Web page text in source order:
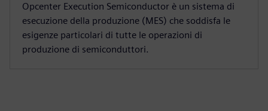
Opcenter Execution Semiconductor è un sistema di
esecuzione della produzione (MES) che soddisfa le
esigenze particolari di tutte le operazioni di
produzione di semiconduttori.